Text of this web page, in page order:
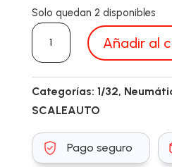
Solo quedan 2 disponibles
SC-
4761AS20
Añadir al
Categorías: 1/32,
SCALEAUTO
Pago seguro